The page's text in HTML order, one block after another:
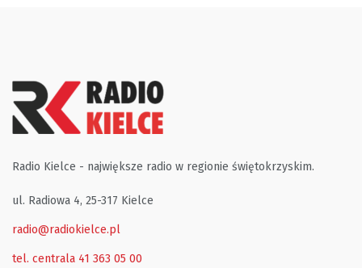
Radio Kielce - największe radio w regionie świętokrzyskim.
ul. Radiowa 4, 25-317 Kielce
radio@radiokielce.pl
tel. centrala 41 363 05 00